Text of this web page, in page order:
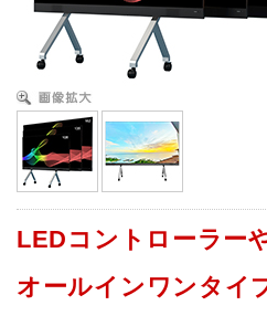
LEDコントローラー
オールインワンタイ